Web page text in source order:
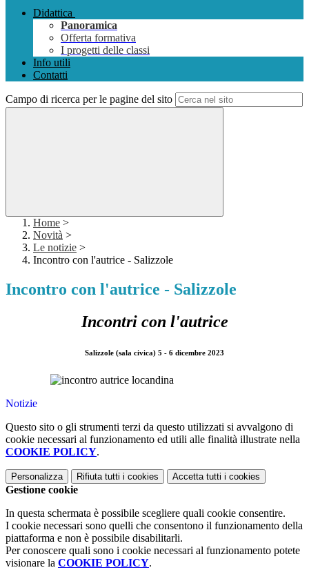
Didattica
Panoramica
Offerta formativa
I progetti delle classi
Info utili
Contatti
Campo di ricerca per le pagine del sito
Home >
Novità >
Le notizie >
Incontro con l'autrice - Salizzole
Incontro con l'autrice - Salizzole
Incontri con l'autrice
Salizzole (sala civica) 5 - 6 dicembre 2023
Notizie
Questo sito o gli strumenti terzi da questo utilizzati si avvalgono di
cookie necessari al funzionamento ed utili alle finalità illustrate nella
COOKIE POLICY.
Personalizza Rifiuta tutti i cookies Accetta tutti i cookies
Gestione cookie
In questa schermata è possibile scegliere quali cookie consentire.
I cookie necessari sono quelli che consentono il funzionamento della
piattaforma e non è possibile disabilitarli.
Per conoscere quali sono i cookie necessari al funzionamento potete
visionare la COOKIE POLICY.